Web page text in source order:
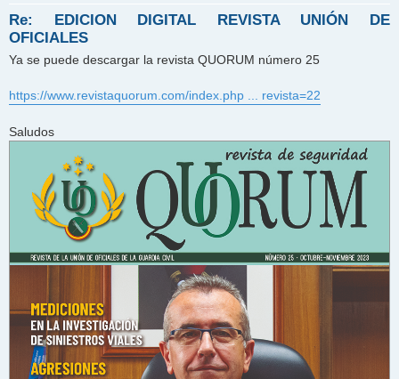
Re: EDICION DIGITAL REVISTA UNIÓN DE
OFICIALES
Ya se puede descargar la revista QUORUM número 25
https://www.revistaquorum.com/index.php ... revista=22
Saludos